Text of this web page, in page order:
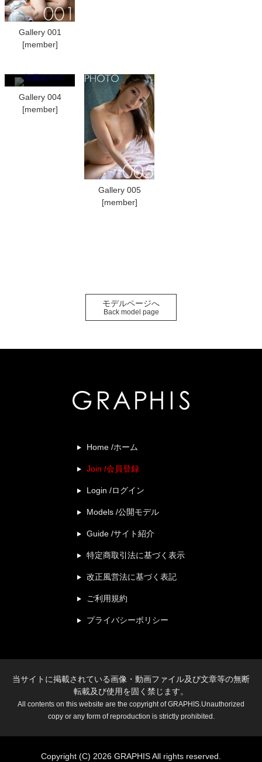
Gallery 001
[member]
Gallery 004
[member]
Gallery 005
[member]
モデルページへ
Back model page
Home /ホーム
Join /会員登録
Login /ログイン
Models /公開モデル
Guide /サイト紹介
特定商取引法に基づく表示
改正風営法に基づく表記
ご利用規約
プライバシーポリシー
当サイトに掲載されている画像・動画ファイル及び文章等の無断
転載及び使用を固く禁じます。
All contents on this website are the copyright of GRAPHIS.Unauthorized
copy or any form of reproduction is strictly prohibited.
Copyright (C) 2026 GRAPHIS All rights reserved.